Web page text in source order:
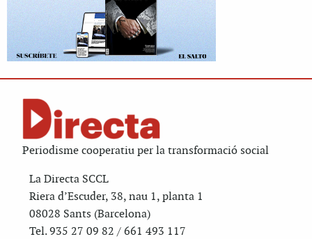
Periodisme cooperatiu per la transformació social
La Directa SCCL
Riera d’Escuder, 38, nau 1, planta 1
08028 Sants (Barcelona)
Tel. 935 27 09 82 / 661 493 117